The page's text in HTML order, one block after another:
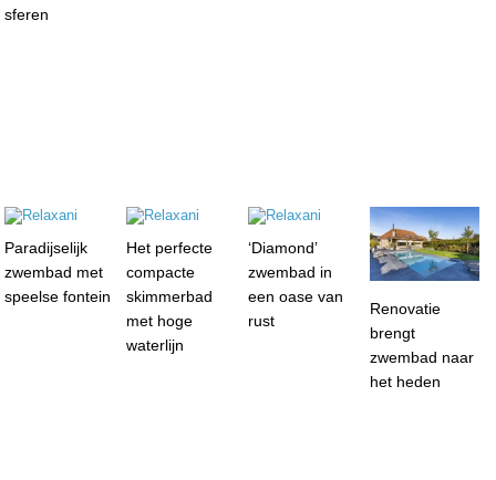
sferen
Paradijselijk
zwembad met
speelse fontein
Het perfecte
compacte
skimmerbad
met hoge
waterlijn
‘Diamond’
zwembad in
een oase van
rust
Renovatie
brengt
zwembad naar
het heden